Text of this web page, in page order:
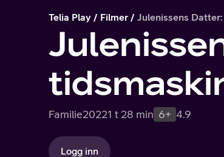
Telia Play Filmer Julenissens
Familie20221 t 28 min 6+ 4.9
Logg inn